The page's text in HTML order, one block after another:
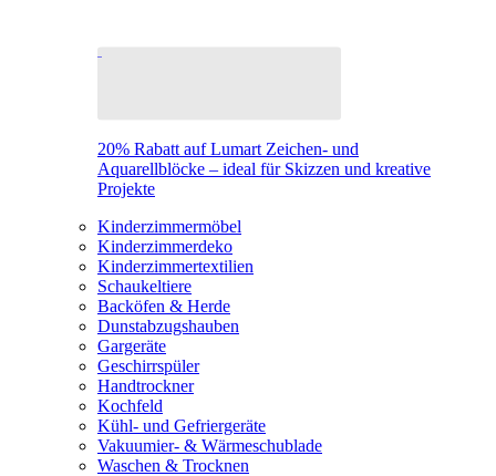
20% Rabatt auf Lumart Zeichen- und
Aquarellblöcke – ideal für Skizzen und kreative
Projekte
Kinderzimmermöbel
Kinderzimmerdeko
Kinderzimmertextilien
Schaukeltiere
Backöfen & Herde
Dunstabzugshauben
Gargeräte
Geschirrspüler
Handtrockner
Kochfeld
Kühl- und Gefriergeräte
Vakuumier- & Wärmeschublade
Waschen & Trocknen